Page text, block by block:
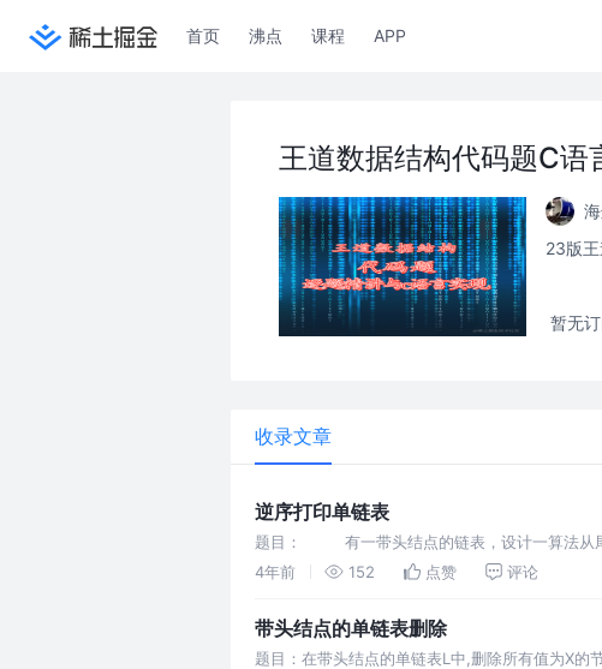
首页 沸点 课程 APP
王道数据结构代码题C语
23版
暂无
收录文章
逆序打印单链表
题目： 有一带头结点的链表，设计一算法从尾
素。
4年前 152 点赞 评论
带头结点的单链表删除
题目：在带头结点的单链表L中,删除所有值为X的